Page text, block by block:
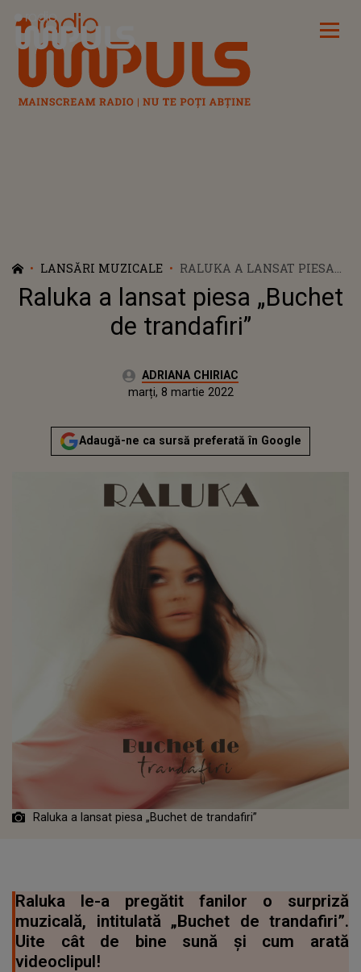
Radio Impuls
LANSĂRI MUZICALE
RALUKA A LANSAT PIESA
„BUCHET DE TRANDAFIRI”
Raluka a lansat piesa „Buchet
de trandafiri”
Autor:ADRIANA CHIRIAC
Actualizat:
marți, 8 martie 2022
Adaugă-ne ca sursă preferată în Google
Raluka a lansat piesa „Buchet de trandafiri”
Raluka le-a pregătit fanilor o surpriză
muzicală, intitulată „Buchet de trandafiri”.
Uite cât de bine sună și cum arată
videoclipul!